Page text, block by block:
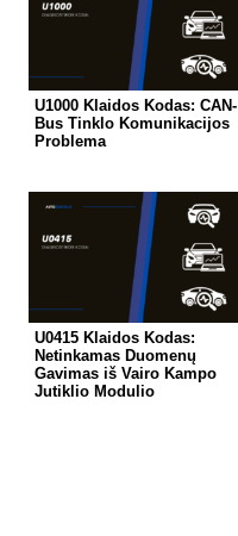
U1000 Klaidos Kodas: CAN-
Bus Tinklo Komunikacijos
Problema
U0415 Klaidos Kodas:
Netinkamas Duomenų
Gavimas iš Vairo Kampo
Jutiklio Modulio